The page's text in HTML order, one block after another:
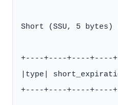
Short (SSU, 5 bytes)
+----+----+----+----
|type|
+----+----+----+----